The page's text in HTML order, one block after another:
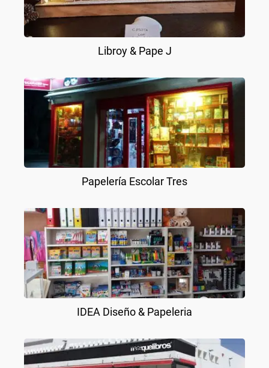
Libroy & Pape J
Papelería Escolar Tres
IDEA Diseño & Papeleria